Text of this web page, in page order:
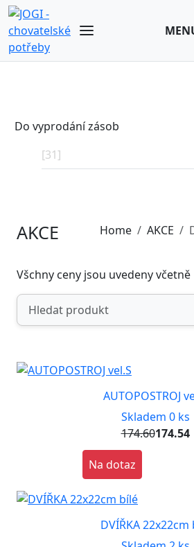
Do vyprodání zásob
[31]
AKCE Home AKCE
Všchny ceny jsou uvedeny včetně
AUTOPOSTROJ
Skladem 0 ks
174.60174.54
Na dotaz
DVÍŘKA 22x22cm